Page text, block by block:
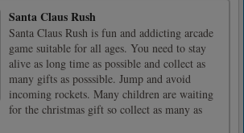
Santa Claus Rush
Santa Claus Rush is fun and addicting arcade
game suitable for all ages. You need to stay
alive as long time as possible and collect as
many gifts as posssible. Jump and avoid
incoming rockets. Many children are waiting
for the christmas gift so collect as many as